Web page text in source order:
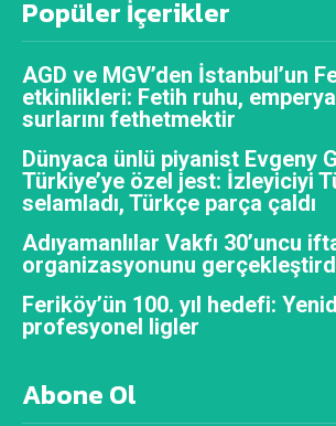
Popüler İçerikler
AGD ve MGV’den İstanbul’un
etkinlikleri: Fetih ruhu,
surlarını fethetmektir
Dünyaca ünlü piyanist Evgeny
Türkiye’ye özel jest: İzleyiciyi
selamladı, Türkçe parça çaldı
Adıyamanlılar Vakfı 30’uncu
organizasyonunu
Feriköy’ün 100. yıl hedefi:
profesyonel ligler
Abone Ol